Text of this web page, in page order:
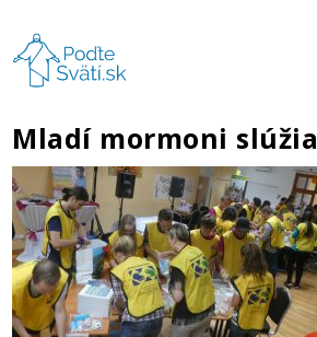
Mladí mormoni slúžia